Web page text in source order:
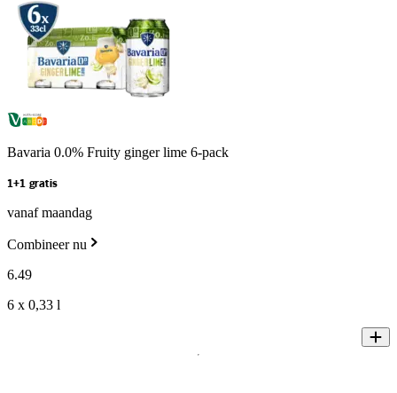
Bavaria 0.0% Fruity ginger lime 6-pack
1+1 gratis
vanaf maandag
Combineer nu
6.49
6 x 0,33 l